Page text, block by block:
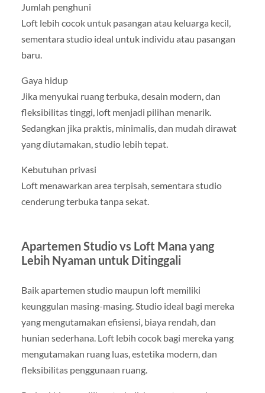
Jumlah penghuni
Loft lebih cocok untuk pasangan atau keluarga kecil,
sementara studio ideal untuk individu atau pasangan
baru.
Gaya hidup
Jika menyukai ruang terbuka, desain modern, dan
fleksibilitas tinggi, loft menjadi pilihan menarik.
Sedangkan jika praktis, minimalis, dan mudah dirawat
yang diutamakan, studio lebih tepat.
Kebutuhan privasi
Loft menawarkan area terpisah, sementara studio
cenderung terbuka tanpa sekat.
Apartemen Studio vs Loft Mana yang
Lebih Nyaman untuk Ditinggali
Baik apartemen studio maupun loft memiliki
keunggulan masing-masing. Studio ideal bagi mereka
yang mengutamakan efisiensi, biaya rendah, dan
hunian sederhana. Loft lebih cocok bagi mereka yang
mengutamakan ruang luas, estetika modern, dan
fleksibilitas penggunaan ruang.